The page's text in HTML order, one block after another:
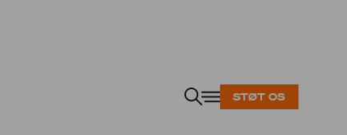
STØT OS